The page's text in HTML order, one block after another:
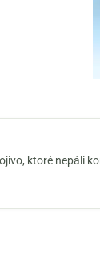
ktoré nepáli